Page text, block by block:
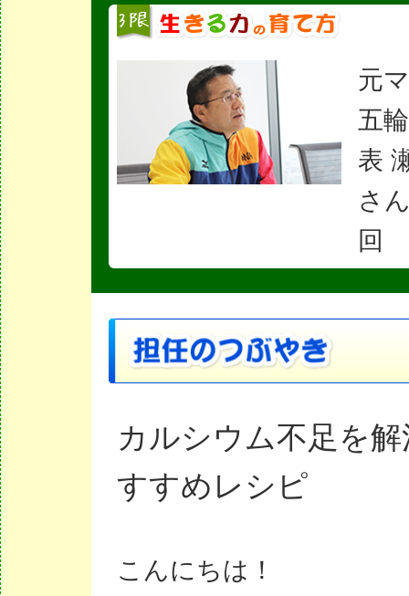
元
五
表
さ
回
カルシウム不足を
すすめレシピ
こんにちは！